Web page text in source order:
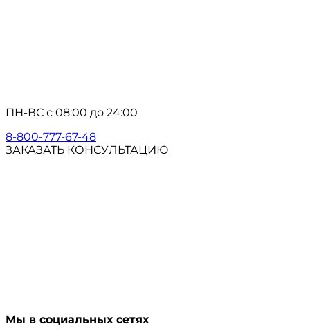
ПН-ВС с 08:00 до 24:00
8-800-777-67-48
ЗАКАЗАТЬ КОНСУЛЬТАЦИЮ
Мы в социальных сетях